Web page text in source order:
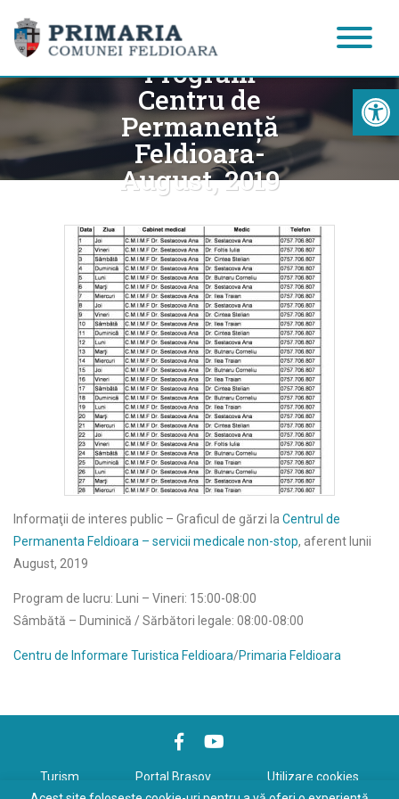
Program
Centru de
Permanenţă
Feldioara-
August, 2019
Informaţii de interes public – Graficul de gărzi la Centrul de
Permanenta Feldioara – servicii medicale non-stop, aferent lunii
August, 2019
Program de lucru: Luni – Vineri: 15:00-08:00
Sâmbătă – Duminică / Sărbători legale: 08:00-08:00
Centru de Informare Turistica Feldioara/Primaria Feldioara
Turism Portal Braşov
Utilizare cookies